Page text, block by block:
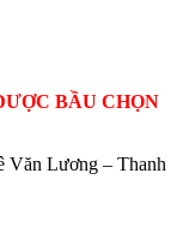
BẦU CHỌN
Văn Lương – Thanh